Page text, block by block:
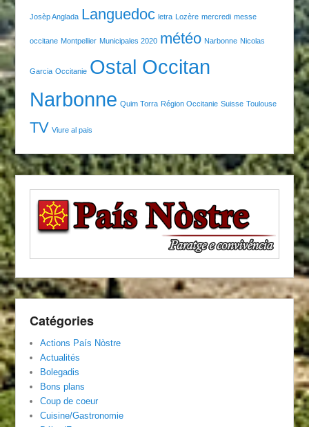
Josèp Anglada Languedoc letra Lozère mercredi messe
occitane Montpellier Municipales 2020 météo Narbonne Nicolas
Garcia Occitanie Ostal Occitan
Narbonne Quim Torra Région Occitanie Suisse Toulouse
TV Viure al pais
Catégories
Actions País Nòstre
Actualités
Bolegadis
Bons plans
Coup de coeur
Cuisine/Gastronomie